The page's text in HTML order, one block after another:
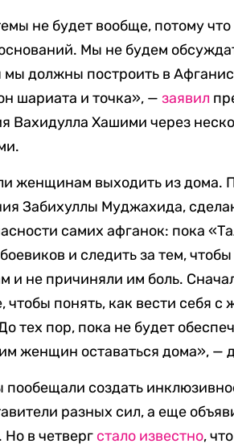
не будет вообще, потому
Мы не будем
должны построить в
шариата и точка», — заявил
Вахидулла Хашими через
женщинам выходить из дома.
Забихуллы Муджахида,
самих афганок: пока
и следить за тем,
и не причиняли им боль.
чтобы понять, как вести себя
тех пор, пока не будет
женщин оставаться дома», —
пообещали создать
разных сил, а еще
в четверг стало известно,